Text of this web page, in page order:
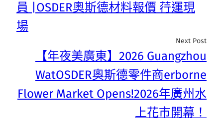
員 |OSDER奧斯德材料報價 荇運現
場
Next Post
【年夜美廣東】2026 Guangzhou
WatOSDER奧斯德零件商erborne
Flower Market Opens!2026年廣州水
上花市開幕！